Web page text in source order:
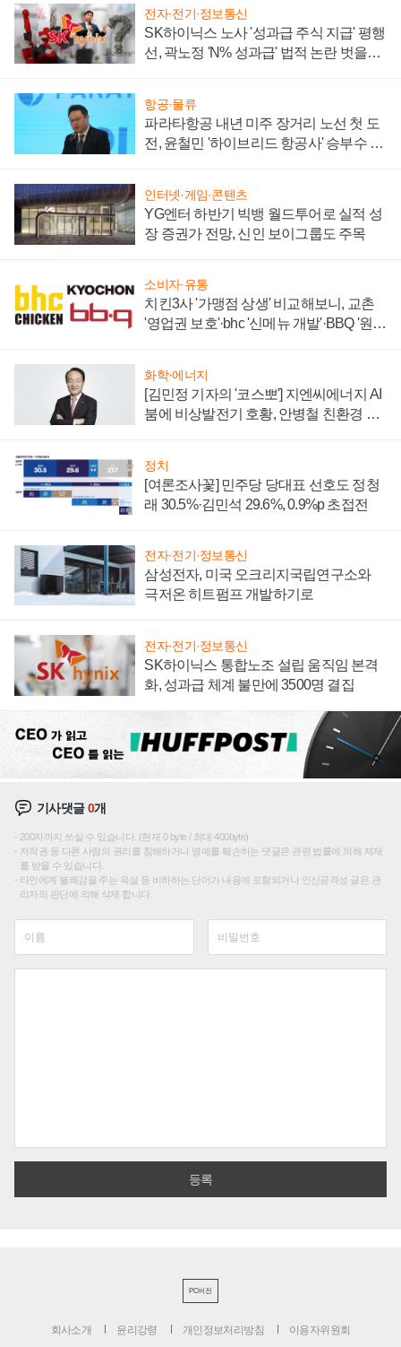
전자·전기·정보통신
SK하이닉스 노사 '성과급 주식 지급' 평행
선, 곽노정 'N% 성과급' 법적 논란 벗을지
항공·물류
파라타항공 내년 미주 장거리 노선 첫 도
전, 윤철민 '하이브리드 항공사' 승부수 통
인터넷·게임·콘텐츠
YG엔터 하반기 빅뱅 월드투어로 실적 성
장 증권가 전망, 신인 보이그룹도 주목
소비자·유통
치킨3사 '가맹점 상생' 비교해보니, 교촌
'영업권 보호'·bhc '신메뉴 개발'·BBQ '원가
화학·에너지
[김민정 기자의 '코스뽀'] 지엔씨에너지 AI
붐에 비상발전기 호황, 안병철 친환경 에
정치
[여론조사꽃] 민주당 당대표 선호도 정청
래 30.5%·김민석 29.6%, 0.9%p 초접전
전자·전기·정보통신
삼성전자, 미국 오크리지국립연구소와
극저온 히트펌프 개발하기로
전자·전기·정보통신
SK하이닉스 통합노조 설립 움직임 본격
화, 성과급 체계 불만에 3500명 결집
기사댓글0개
200자까지 쓰실 수 있습니다. (현재 0 byte / 최대 400byte)
저작권 등 다른 사람의 권리를 침해하거나 명예를 훼손하는 댓글은 관련 법률에 의해 제재
를 받을 수 있습니다.
타인에게 불쾌감을 주는 욕설 등 비하하는 단어가 내용에 포함되거나 인신공격성 글은 관
리자의 판단에 의해 삭제 합니다.
PC버전
회사소개 윤리강령 개인정보처리방침 이용자위원회